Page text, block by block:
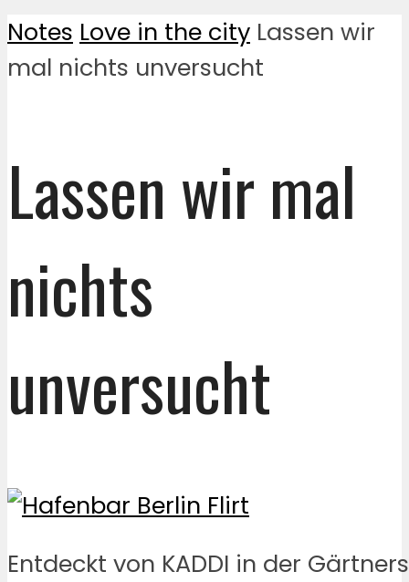
Notes Love in the city Lassen wir
mal nichts unversucht
Lassen wir mal
nichts
unversucht
Entdeckt von KADDI in der